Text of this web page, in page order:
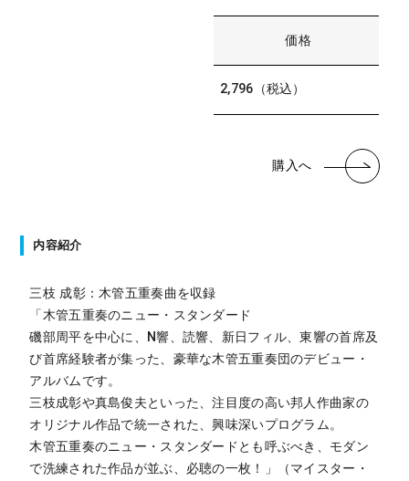
価格
2,796（税込）
購入へ
内容紹介
三枝 成彰：木管五重奏曲を収録
「木管五重奏のニュー・スタンダード
磯部周平を中心に、N響、読響、新日フィル、東響の首席及
び首席経験者が集った、豪華な木管五重奏団のデビュー・
アルバムです。
三枝成彰や真島俊夫といった、注目度の高い邦人作曲家の
オリジナル作品で統一された、興味深いプログラム。
木管五重奏のニュー・スタンダードとも呼ぶべき、モダン
で洗練された作品が並ぶ、必聴の一枚！」（マイスター・